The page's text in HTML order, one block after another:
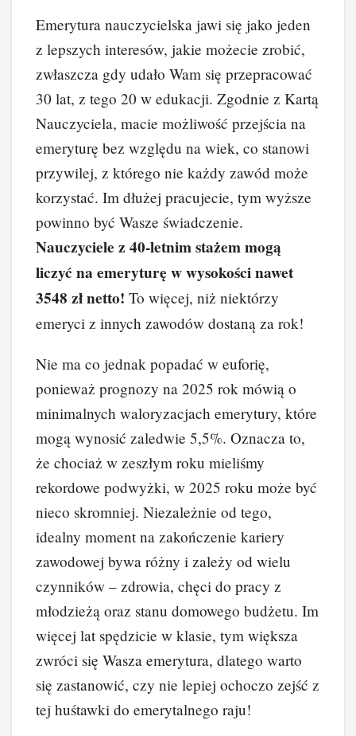
Emerytura nauczycielska jawi się jako jeden
z lepszych interesów, jakie możecie zrobić,
zwłaszcza gdy udało Wam się przepracować
30 lat, z tego 20 w edukacji. Zgodnie z Kartą
Nauczyciela, macie możliwość przejścia na
emeryturę bez względu na wiek, co stanowi
przywilej, z którego nie każdy zawód może
korzystać. Im dłużej pracujecie, tym wyższe
powinno być Wasze świadczenie.
Nauczyciele z 40-letnim stażem mogą
liczyć na emeryturę w wysokości nawet
3548 zł netto! To więcej, niż niektórzy
emeryci z innych zawodów dostaną za rok!
Nie ma co jednak popadać w euforię,
ponieważ prognozy na 2025 rok mówią o
minimalnych waloryzacjach emerytury, które
mogą wynosić zaledwie 5,5%. Oznacza to,
że chociaż w zeszłym roku mieliśmy
rekordowe podwyżki, w 2025 roku może być
nieco skromniej. Niezależnie od tego,
idealny moment na zakończenie kariery
zawodowej bywa różny i zależy od wielu
czynników – zdrowia, chęci do pracy z
młodzieżą oraz stanu domowego budżetu. Im
więcej lat spędzicie w klasie, tym większa
zwróci się Wasza emerytura, dlatego warto
się zastanowić, czy nie lepiej ochoczo zejść z
tej huśtawki do emerytalnego raju!